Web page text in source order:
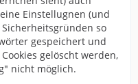
Einstellugnen (und
so
gespeichert und
gelöscht werden,
nicht möglich.